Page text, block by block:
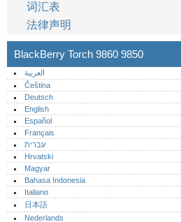
词汇表
法律声明
BlackBerry Torch 9860 9850
العربية
Čeština
Deutsch
English
Español
Français
עברית
Hrvatski
Magyar
Bahasa Indonesia
Italiano
日本語
Nederlands